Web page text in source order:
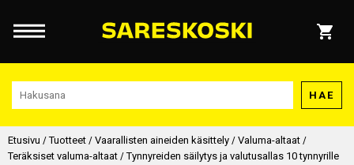
HAE
Etusivu /Tuotteet / Vaarallisten aineiden käsittely / Valuma-altaat /
Teräksiset valuma-altaat /Tynnyreiden säilytys ja valutusallas 10 tynnyrille